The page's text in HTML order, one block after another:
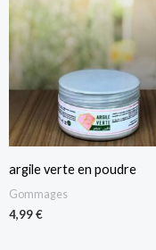
argile verte en poudre
Gommages
4,99€